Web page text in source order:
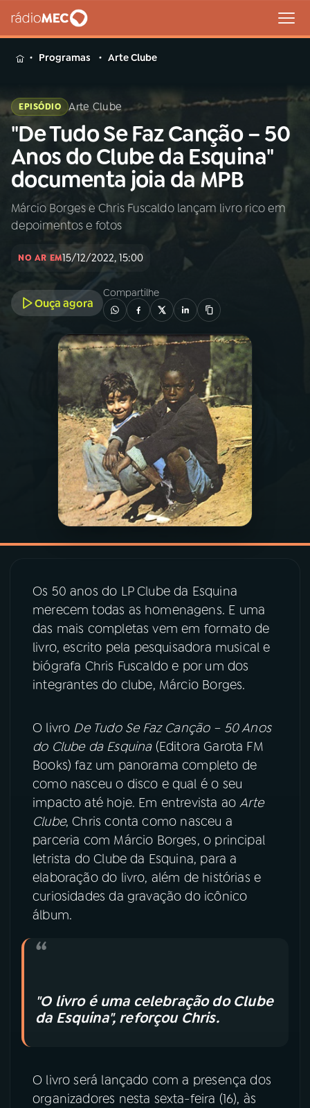
MENU
Buscar
na
Rádio
MEC
Buscar
Início AO VIVO
01 INÍCIO
A RÁDIO
PROGRAMAÇÃO
PROGRAMAS
PODCASTS
VIDEOCASTS
ÚLTIMAS
YouTube Facebook
Instagram X
TikTok
Programas Arte Clube
EPISÓDIO Arte Clube
"De Tudo Se Faz Canção – 50
Anos do Clube da Esquina"
documenta joia da MPB
Márcio Borges e Chris Fuscaldo lançam livro rico em
depoimentos e fotos
NO AR EM15/12/2022, 15:00
Ouça agora
Compartilhe
Os 50 anos do LP Clube da Esquina
merecem todas as homenagens. E uma
das mais completas vem em formato de
livro, escrito pela pesquisadora musical e
biógrafa Chris Fuscaldo e por um dos
integrantes do clube, Márcio Borges.
O livro De Tudo Se Faz Canção – 50 Anos
do Clube da Esquina(Editora Garota FM
Books) faz um panorama completo de
como nasceu o disco e qual é o seu
impacto até hoje. Em entrevista aoArte
Clube, Chris conta como nasceu a
parceria com Márcio Borges, o principal
letrista do Clube da Esquina, para a
elaboração do livro, além de histórias e
curiosidades da gravação do icônico
álbum.
"O livro é uma celebração do Clube
da Esquina", reforçou Chris.
O livro será lançado com a presença dos
organizadores nesta sexta-feira (16), às